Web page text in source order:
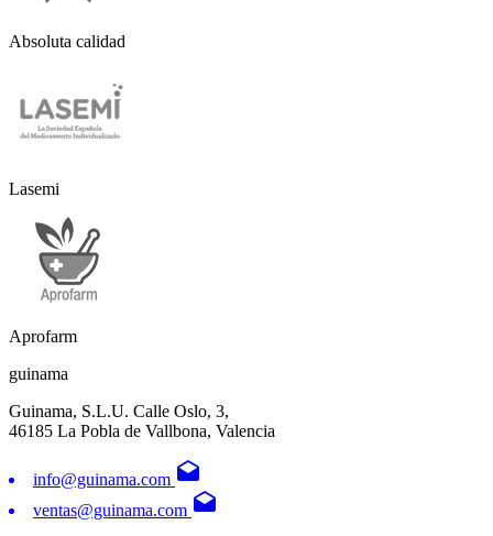
Absoluta calidad
Lasemi
Aprofarm
guinama
Guinama, S.L.U. Calle Oslo, 3,
46185 La Pobla de Vallbona, Valencia
info@guinama.com drafts
ventas@guinama.com drafts